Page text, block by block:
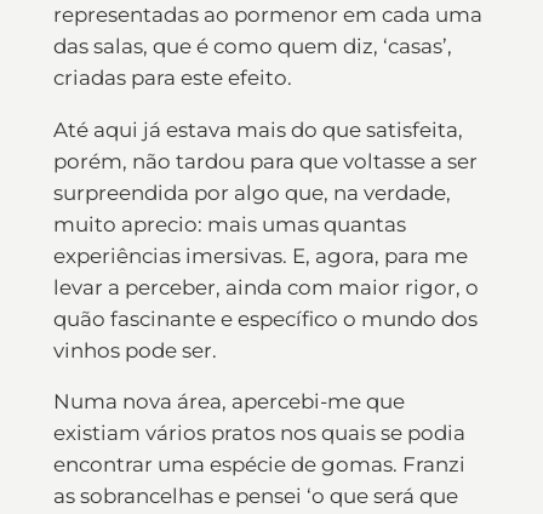
representadas ao pormenor em cada uma
das salas, que é como quem diz, ‘casas’,
criadas para este efeito.
Até aqui já estava mais do que satisfeita,
porém, não tardou para que voltasse a ser
surpreendida por algo que, na verdade,
muito aprecio: mais umas quantas
experiências imersivas. E, agora, para me
levar a perceber, ainda com maior rigor, o
quão fascinante e específico o mundo dos
vinhos pode ser.
Numa nova área, apercebi-me que
existiam vários pratos nos quais se podia
encontrar uma espécie de gomas. Franzi
as sobrancelhas e pensei ‘o que será que